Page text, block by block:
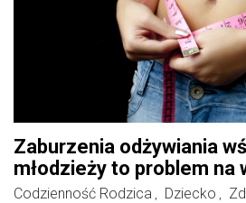
Zaburzenia odżywiania
młodzieży to problem na
Codzienność Rodzica , Dziecko ,